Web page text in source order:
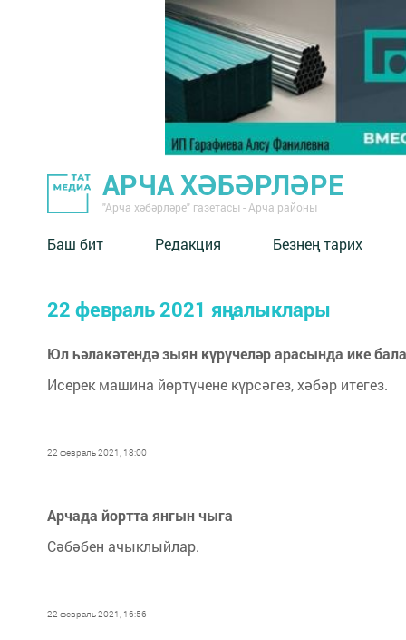
АРЧА ХӘБӘРЛӘРЕ
"Арча хәбәрләре" газетасы - Арча районы
Баш бит Редакция Безнең тарих
22 февраль 2021 яңалыклары
Юл һәлакәтендә зыян күрүчеләр арасында ике
Исерек машина йөртүчене күрсәгез, хәбәр итегез.
22 февраль 2021, 18:00
Арчада йортта янгын чыга
Сәбәбен ачыклыйлар.
22 февраль 2021, 16:56